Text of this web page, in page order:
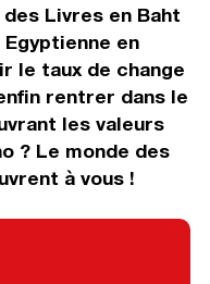
Livres en Baht
en
le taux de change
rentrer dans le
les valeurs
? Le monde des
à vous !